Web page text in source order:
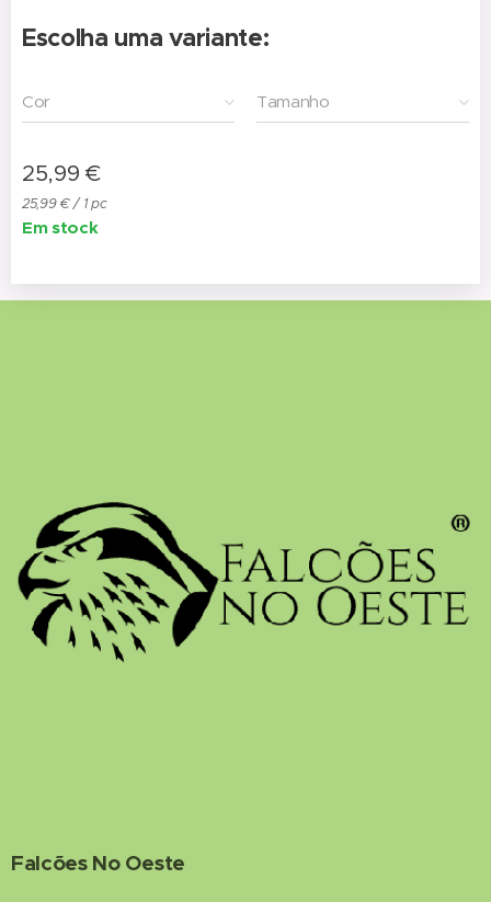
Escolha uma variante:
Cor Tamanho
25,99 €
25,99 € / 1 pc
Em stock
Falcões No Oeste